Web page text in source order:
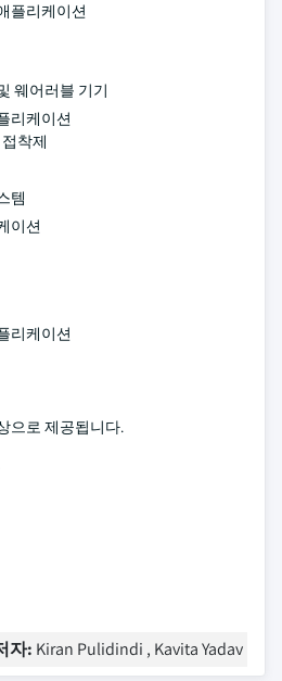
플리케이션
웨어러블 기기
리케이션
착제
템
이션
리케이션
으로 제공됩니다.
자: Kiran Pulidindi , Kavita Yadav